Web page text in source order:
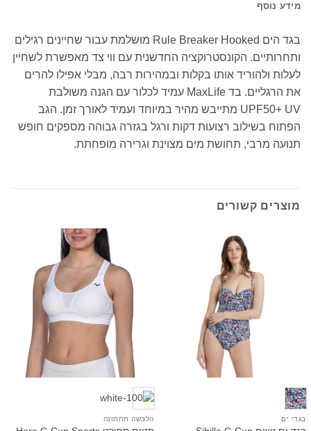
מידע נוסף
בגד הים Rule Breaker Hooked מושלמת עבור שחיינים רגילים
ותחרותיים. הקונסטרוקציה החדשנית עם ווי צד מאפשרת לשחיין
לעלות ולהוריד אותו בקלות ובמהירות רבה, מבלי אפילו להרים
את הרגליים. בד MaxLife עמיד לכלור עם הגנה משולבת
UPF50+ UV מתייבש מהיר במיוחד ועמיד לאורך זמן. הגב
הפתוח בשילוב רצועות דקות ורגל בגזרה גבוהה מספקים חופש
תנועה מרבי, תחושת מים מצוינת וגרירה מופחתת.
מוצרים קשורים
בגדי ים הלבשה תחתונה